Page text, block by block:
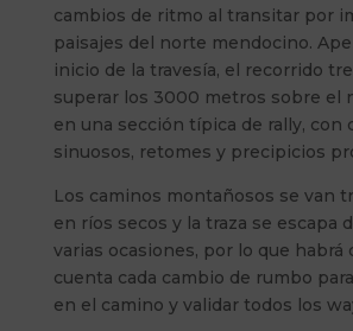
cambios de ritmo al transitar por
paisajes del norte mendocino.
inicio de la travesía, el recorrido
superar los 3000 metros sobre el
en una sección típica de rally, con
sinuosos, retomes y precipicios
Los caminos montañosos se van
en ríos secos y la traza se escapa
varias ocasiones, por lo que habrá
cuenta cada cambio de rumbo
en el camino y validar todos los